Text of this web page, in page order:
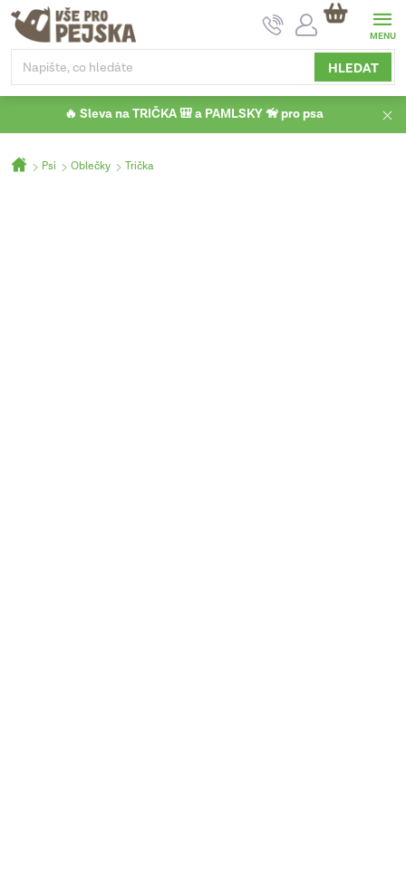
Přejít
obsah
HLEDAT
NÁKUPNÍ
KOŠÍK
🔥 Sleva na TRIČKA 🎒 a PAMLSKY 🦮 pro psa
Domů
Psi Oblečky Trička